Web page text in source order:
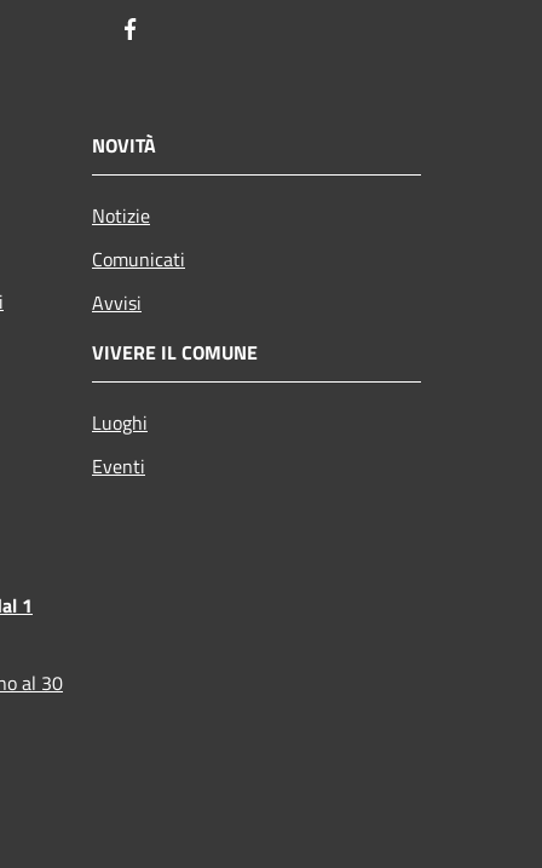
NOVITÀ
Notizie
Comunicati
Avvisi
VIVERE IL COMUNE
Luoghi
Eventi
1
al 30